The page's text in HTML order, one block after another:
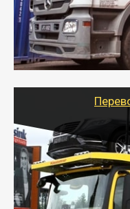
- Наша
организовать
стандартных
шаландах и
используя
Цена за